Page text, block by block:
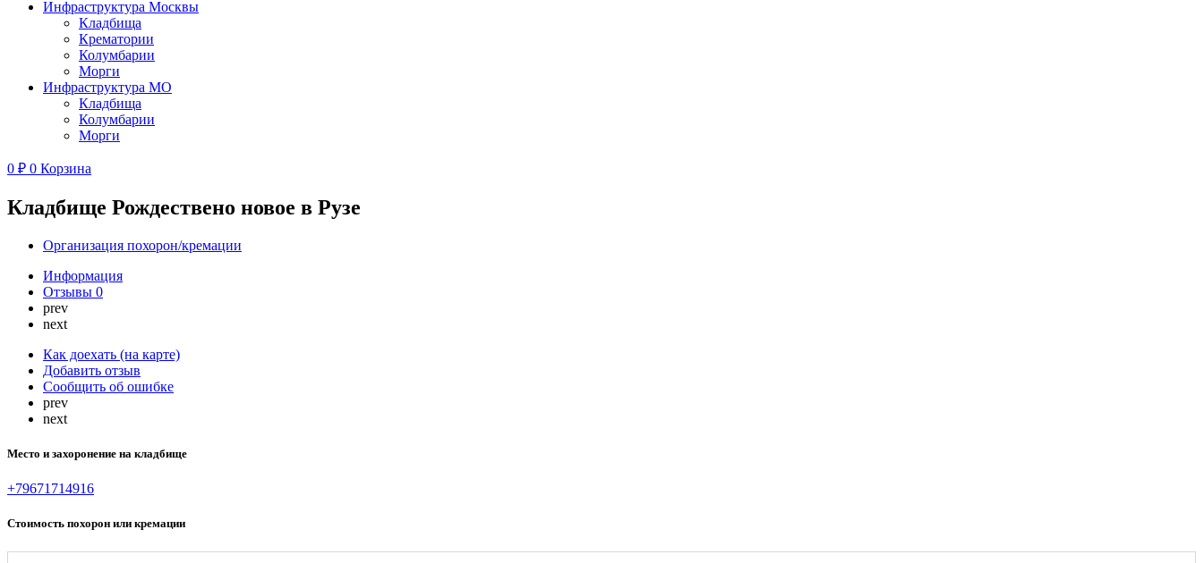
Инфраструктура Москвы
Кладбища
Крематории
Колумбарии
Морги
Инфраструктура МО
Кладбища
Колумбарии
Морги
0 ₽ 0 Корзина
Кладбище Рождествено новое в Рузе
Организация похорон/кремации
Информация
Отзывы 0
prev
next
Как доехать (на карте)
Добавить отзыв
Сообщить об ошибке
prev
next
Место и захоронение на кладбище
+79671714916
Стоимость похорон или кремации